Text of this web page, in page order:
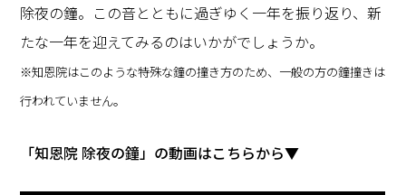
除夜の鐘。この音とともに過ぎゆく一年を振り返り、新
たな一年を迎えてみるのはいかがでしょうか。
※知恩院はこのような特殊な鐘の撞き方のため、一般の方の鐘撞きは
行われていません。
「知恩院 除夜の鐘」の動画はこちらから▼